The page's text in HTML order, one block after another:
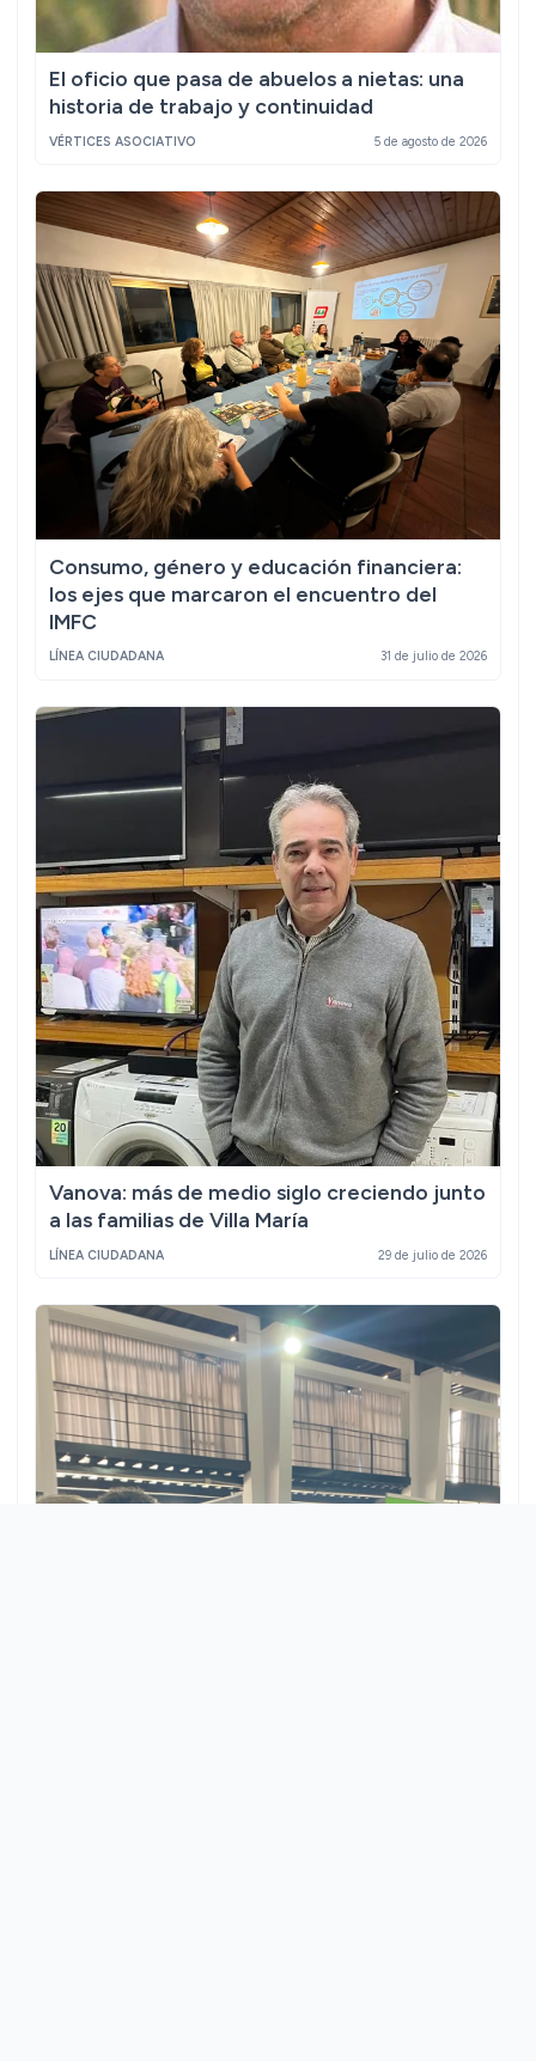
El oficio que pasa de abuelos a nietas: una
historia de trabajo y continuidad
VÉRTICES ASOCIATIVO 5 de agosto de 2026
Consumo, género y educación financiera:
los ejes que marcaron el encuentro del
IMFC
LÍNEA CIUDADANA 31 de julio de 2026
Vanova: más de medio siglo creciendo junto
a las familias de Villa María
LÍNEA CIUDADANA 29 de julio de 2026